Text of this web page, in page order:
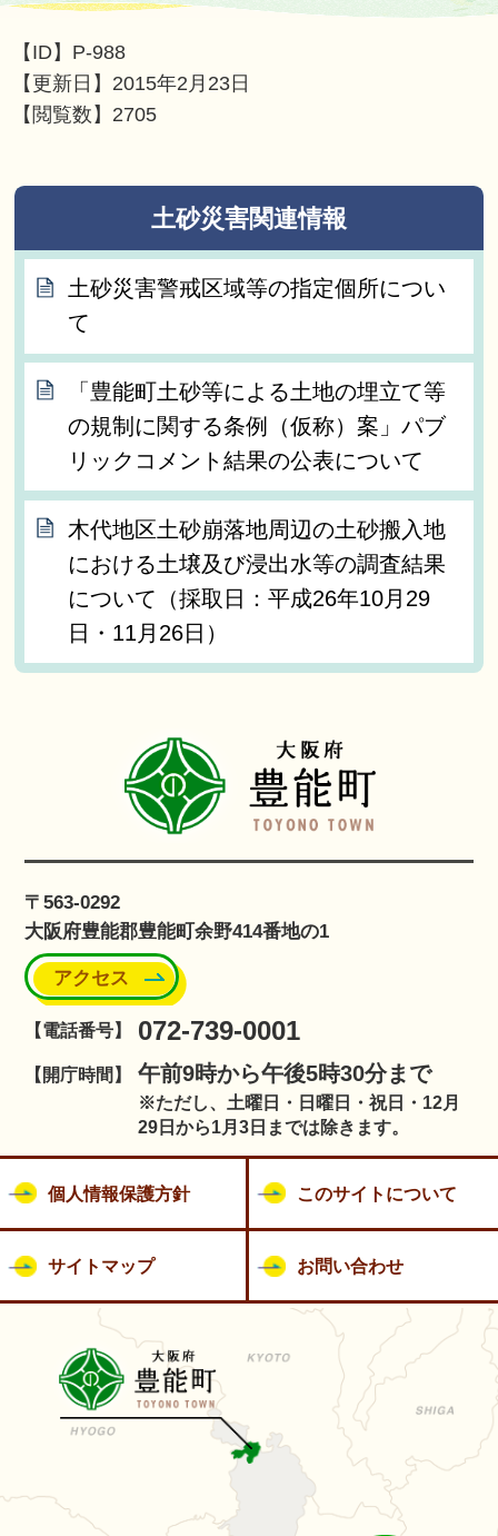
【ID】 P-988
【更新日】 2015年2月23日
【閲覧数】 2705
土砂災害関連情報
土砂災害警戒区域等の指定個所につい
て
「豊能町土砂等による土地の埋立て等
の規制に関する条例（仮称）案」パブ
リックコメント結果の公表について
木代地区土砂崩落地周辺の土砂搬入地
における土壌及び浸出水等の調査結果
について（採取日：平成26年10月29
日・11月26日）
〒563-0292
大阪府豊能郡豊能町余野414番地の1
アクセス
【電話番号】 072-739-0001
【開庁時間】 午前9時から午後5時30分まで
※ただし、土曜日・日曜日・祝日・12月
29日から1月3日までは除きます。
個人情報保護方針 このサイトについて
サイトマップ お問い合わせ